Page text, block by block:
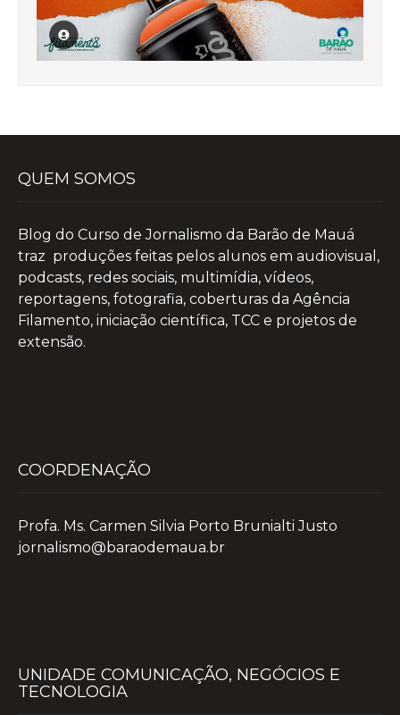
QUEM SOMOS
Blog do Curso de Jornalismo da Barão de Mauá
traz produções feitas pelos alunos em audiovisual,
podcasts, redes sociais, multimídia, vídeos,
reportagens, fotografia, coberturas da Agência
Filamento, iniciação científica, TCC e projetos de
extensão.
COORDENAÇÃO
Profa. Ms. Carmen Silvia Porto Brunialti Justo
jornalismo@baraodemaua.br
UNIDADE COMUNICAÇÃO, NEGÓCIOS E
TECNOLOGIA